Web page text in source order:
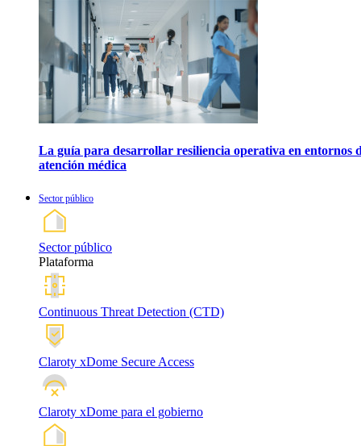
La guía para desarrollar resiliencia operativa en entornos
atención médica
Sector público
Sector público
Plataforma
Continuous Threat Detection (CTD)
Claroty xDome Secure Access
Claroty xDome para el gobierno